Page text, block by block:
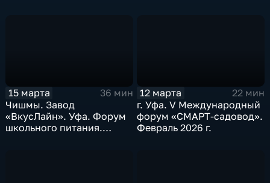
15 марта
36 мин
Чишмы. Завод
«ВкусЛайн». Уфа. Форум
школьного питания.
12 марта
22 мин
г. Уфа. V Международный
форум «СМАРТ-садовод».
Февраль 2026 г.